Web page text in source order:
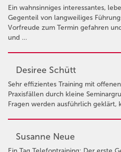
Ein wahnsinniges interessantes,
Gegenteil von langweiliges
Vorfreude zum Termin gefahren
und …
Desiree Schütt
Sehr effizientes Training mit
Praxisfällen durch kleine
Fragen werden ausführlich geklärt,
Susanne Neue